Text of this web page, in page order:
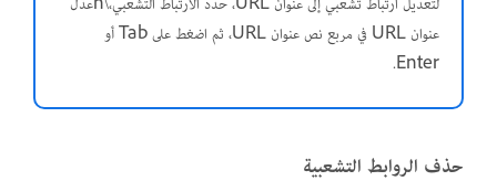
عنوان URL في مربع نص عنوان URL، ثم اضغط على Tab أو
Enter.
حذف الروابط التشعبية